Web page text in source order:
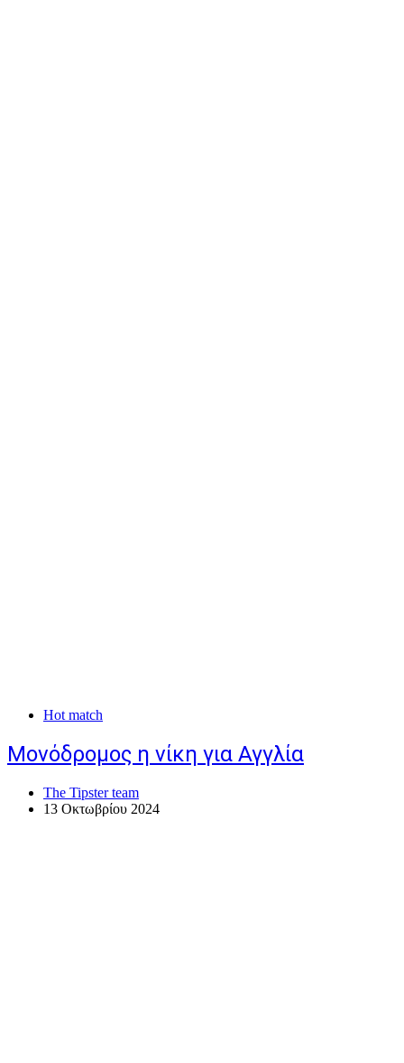
Hot match
Μονόδρομος η νίκη για Αγγλία
The Tipster team
13 Οκτωβρίου 2024